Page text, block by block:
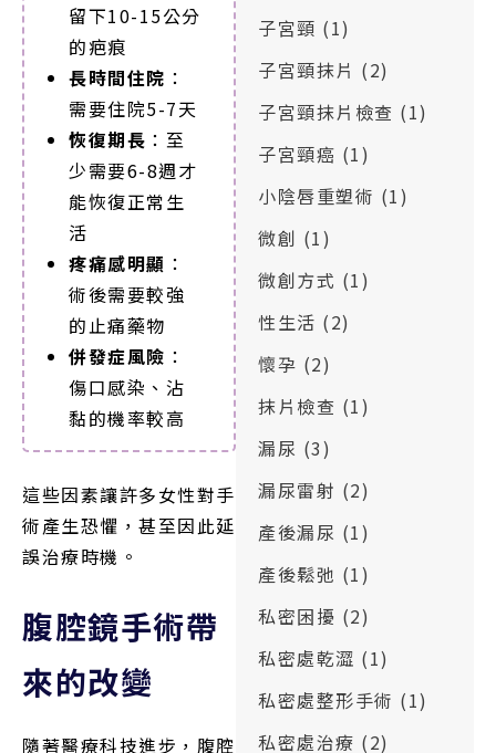
留下10-15公分
的疤痕
長時間住院 ：
需要住院5-7天
恢復期長 ：至
少需要6-8週才
能恢復正常生
活
疼痛感明顯 ：
術後需要較強
的止痛藥物
併發症風險 ：
傷口感染、沾
黏的機率較高
這些因素讓許多女性對手
術產生恐懼，甚至因此延
誤治療時機。
腹腔鏡手術帶
來的改變
隨著醫療科技進步，腹腔
子宮頸 (1)
子宮頸抹片 (2)
子宮頸抹片檢查 (1)
子宮頸癌 (1)
小陰唇重塑術 (1)
微創 (1)
微創方式 (1)
性生活 (2)
懷孕 (2)
抹片檢查 (1)
漏尿 (3)
漏尿雷射 (2)
產後漏尿 (1)
產後鬆弛 (1)
私密困擾 (2)
私密處乾澀 (1)
私密處整形手術 (1)
私密處治療 (2)